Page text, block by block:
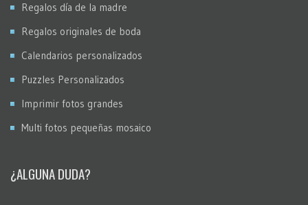
Regalos día de la madre
Regalos originales de boda
Calendarios personalizados
Puzzles Personalizados
Imprimir fotos grandes
Multi fotos pequeñas mosaico
¿ALGUNA DUDA?